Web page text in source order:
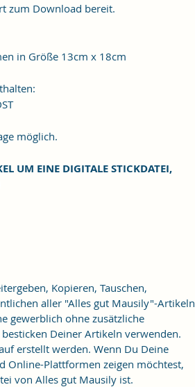
zum Download bereit.
in Größe 13cm x 18cm
möglich.
UM EINE DIGITALE STICKDATEI,
Kopieren, Tauschen,
aller "Alles gut Mausily"-Artikeln
gewerblich ohne zusätzliche
Deiner Artikeln verwenden.
erstellt werden. Wenn Du Deine
Online-Plattformen zeigen möchtest,
von Alles gut Mausily ist.